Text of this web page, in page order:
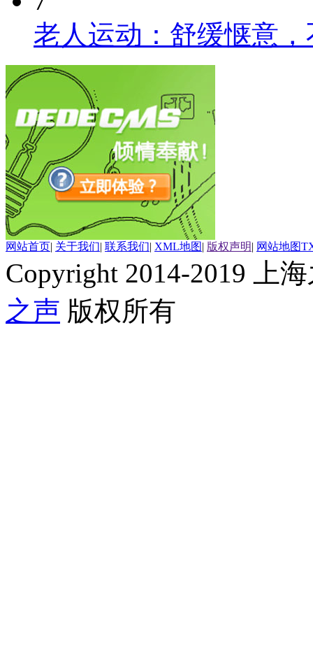
老人运动：舒缓惬意
网站首页| 关于我们| 联系我们| XML地图| 版权声明| 网站地图
Copyright 2014-2019 上
之声 版权所有